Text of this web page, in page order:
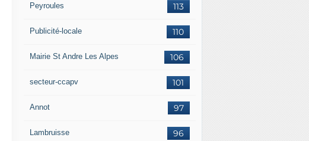
113
Peyroules
110
Publicité-locale
106
Mairie St Andre Les Alpes
101
secteur-ccapv
97
Annot
96
Lambruisse